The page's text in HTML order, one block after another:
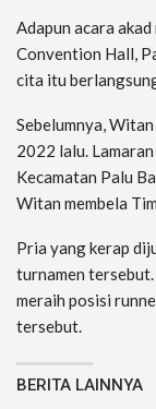
Adapun acara
Convention Hall,
cita itu
Sebelumnya,
2022 lalu.
Kecamatan Palu
Witan membela
Pria yang kerap
turnamen
meraih posisi
tersebut.
BERITA LAINNYA